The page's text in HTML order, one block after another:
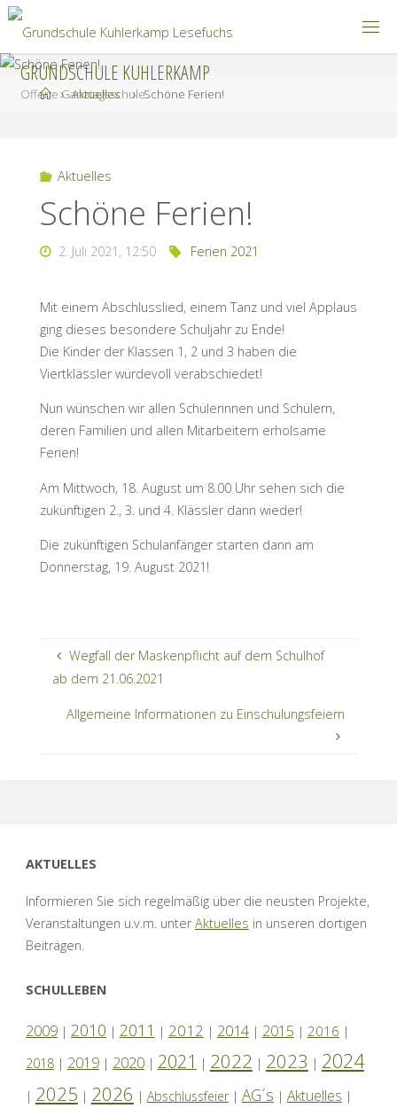
Zum
Inhalt
springen
GRUNDSCHULE KUHLERKAMP
Offene Ganztagsschule
StartAktuelles Schöne Ferien!
Aktuelles
Schöne Ferien!
2. Juli 2021, 12:50 Ferien 2021
Mit einem Abschlusslied, einem Tanz und viel Applaus
ging dieses besondere Schuljahr zu Ende!
Die Kinder der Klassen 1, 2 und 3 haben die
Viertklässler würdevoll verabschiedet!
Nun wünschen wir allen Schülerinnen und Schülern,
deren Familien und allen Mitarbeitern erholsame
Ferien!
Am Mittwoch, 18. August um 8.00 Uhr sehen sich die
zukünftigen 2., 3. und 4. Klässler dann wieder!
Die zukünftigen Schulanfänger starten dann am
Donnerstag, 19. August 2021!
Wegfall der Maskenpflicht auf dem Schulhof
ab dem 21.06.2021
Allgemeine Informationen zu Einschulungsfeiern
AKTUELLES
Informieren Sie sich regelmäßig über die neusten Projekte,
Veranstaltungen u.v.m. unterAktuelles in unseren dortigen
Beiträgen.
SCHULLEBEN
2009| 2010 | 2011 | 2012 | 2014| 2015 | 2016 |
2018| 2019| 2020| 2021 | 2022 | 2023 | 2024
| 2025 | 2026 | Abschlussfeier| AG´s | Aktuelles |